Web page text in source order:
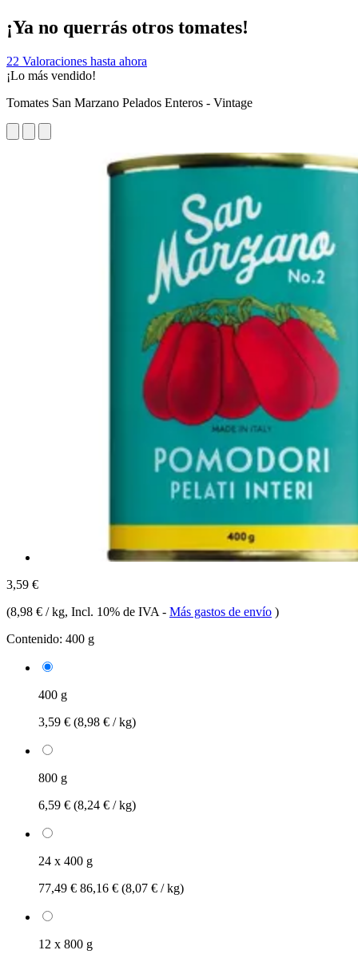
¡Ya no querrás otros tomates!
22 Valoraciones hasta ahora
¡Lo más vendido!
Tomates San Marzano Pelados Enteros - Vintage
3,59 €
(8,98 € / kg, Incl. 10% de IVA - Más gastos de envío )
Contenido: 400 g
400 g
3,59 € (8,98 € / kg)
800 g
6,59 € (8,24 € / kg)
24 x 400 g
77,49 € 86,16 € (8,07 € / kg)
12 x 800 g